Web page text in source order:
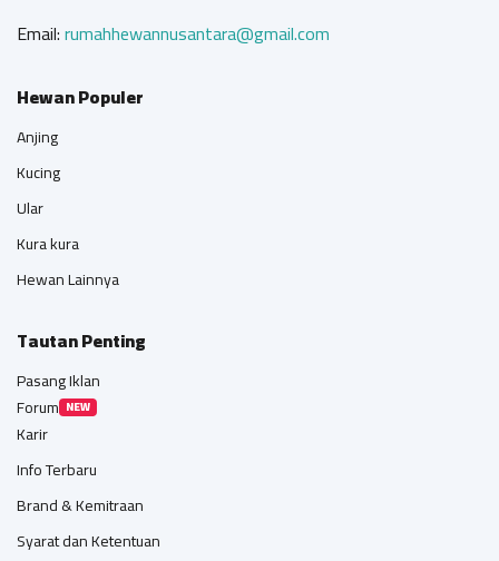
Email:rumahhewannusantara@gmail.com
Hewan Populer
Anjing
Kucing
Ular
Kura kura
Hewan Lainnya
Tautan Penting
Pasang Iklan
Forum NEW
Karir
Info Terbaru
Brand & Kemitraan
Syarat dan Ketentuan